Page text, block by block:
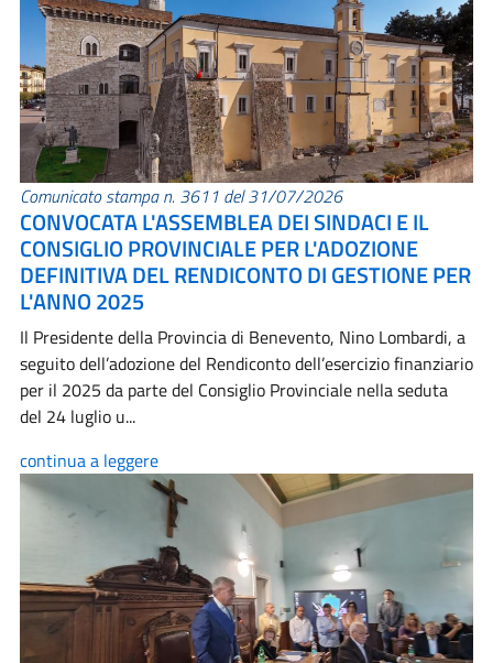
Comunicato stampa n. 3611 del 31/07/2026
CONVOCATA L'ASSEMBLEA DEI SINDACI E IL
CONSIGLIO PROVINCIALE PER L'ADOZIONE
DEFINITIVA DEL RENDICONTO DI GESTIONE PER
L'ANNO 2025
Il Presidente della Provincia di Benevento, Nino Lombardi, a
seguito dell’adozione del Rendiconto dell’esercizio finanziario
per il 2025 da parte del Consiglio Provinciale nella seduta
del 24 luglio u...
continua a leggere